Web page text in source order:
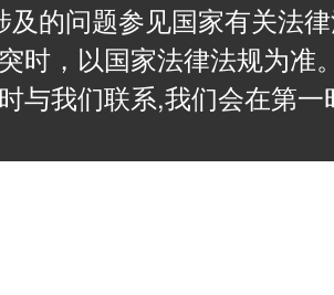
及的问题参见国家有关法
时，以国家法律法规为准
与我们联系,我们会在第